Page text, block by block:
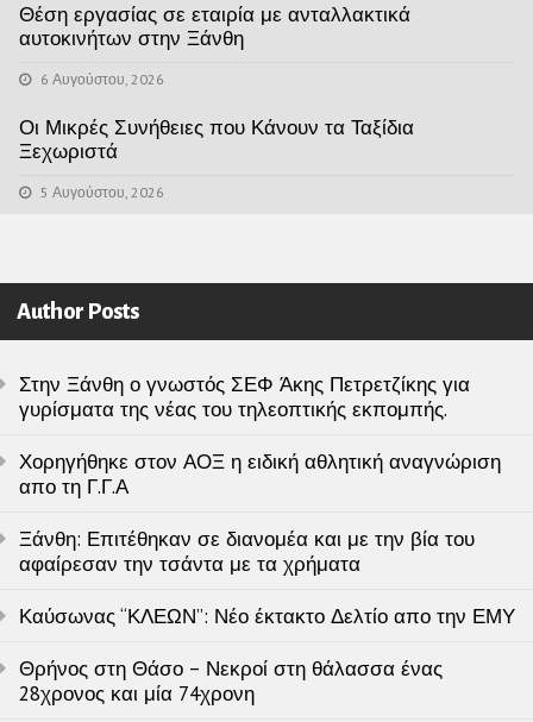
Θέση εργασίας σε εταιρία με ανταλλακτικά
αυτοκινήτων στην Ξάνθη
6 Αυγούστου, 2026
Οι Μικρές Συνήθειες που Κάνουν τα Ταξίδια
Ξεχωριστά
5 Αυγούστου, 2026
Author Posts
Στην Ξάνθη ο γνωστός ΣΕΦ Άκης Πετρετζίκης για
γυρίσματα της νέας του τηλεοπτικής εκπομπής.
Χορηγήθηκε στον ΑΟΞ η ειδική αθλητική αναγνώριση
απο τη Γ.Γ.Α
Ξάνθη: Επιτέθηκαν σε διανομέα και με την βία του
αφαίρεσαν την τσάντα με τα χρήματα
Καύσωνας “ΚΛΕΩΝ”: Νέο έκτακτο Δελτίο απο την ΕΜΥ
Θρήνος στη Θάσο – Νεκροί στη θάλασσα ένας
28χρονος και μία 74χρονη